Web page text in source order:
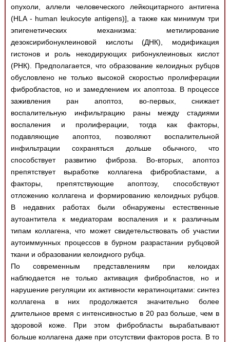
опухоли, аллели человеческого лейкоцитарного антигена
(HLA - human leukocyte antigens)], а также как минимум три
эпигенетических механизма: метилирование
дезоксирибонуклеиновой кислоты (ДНК), модификация
гистонов и роль некодирующих рибонуклеиновых кислот
(РНК). Предполагается, что образование келоидных рубцов
обусловлено не только высокой скоростью пролиферации
фибробластов, но и замедлением их апоптоза. В процессе
заживления ран апоптоз, во-первых, снижает
воспалительную инфильтрацию раны между стадиями
воспаления и пролиферации, тогда как факторы,
подавляющие апоптоз, позволяют воспалительной
инфильтрации сохраняться дольше обычного, что
способствует развитию фиброза. Во-вторых, апоптоз
препятствует выработке коллагена фибробластами, а
факторы, препятствующие апоптозу, способствуют
отложению коллагена и формированию келоидных рубцов.
В недавних работах были обнаружены естественные
аутоантитела к медиаторам воспаления и к различным
типам коллагена, что может свидетельствовать об участии
аутоиммунных процессов в бурном разрастании рубцовой
ткани и образовании келоидного рубца.
По современным представлениям при келоидах
наблюдается не только активация фибробластов, но и
нарушение регуляции их активности кератиноцитами: синтез
коллагена в них продолжается значительно более
длительное время с интенсивностью в 20 раз больше, чем в
здоровой коже. При этом фибробласты вырабатывают
больше коллагена даже при отсутствии факторов роста. В то